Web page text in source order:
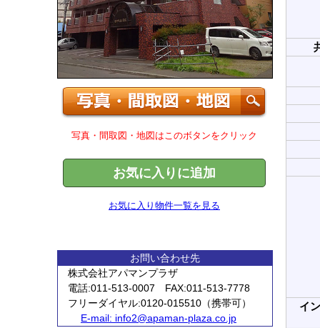
写真・間取図・地図はこのボタンをクリック
お気に入りに追加
お気に入り物件一覧を見る
お問い合わせ先
株式会社アパマンプラザ
電話:011-513-0007 FAX:011-513-7778
フリーダイヤル:0120-015510（携帯可）
E-mail: info2@apaman-plaza.co.jp
イ